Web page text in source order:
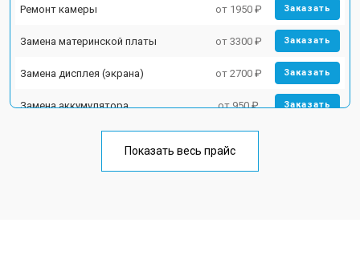
Ремонт камеры от 1950 ₽ Заказать
Замена материнской платы от 3300 ₽ Заказать
Замена дисплея (экрана) от 2700 ₽ Заказать
Замена аккумулятора от 950 ₽ Заказать
Ремонт цепи питания от 3200 ₽
Показать весь прайс